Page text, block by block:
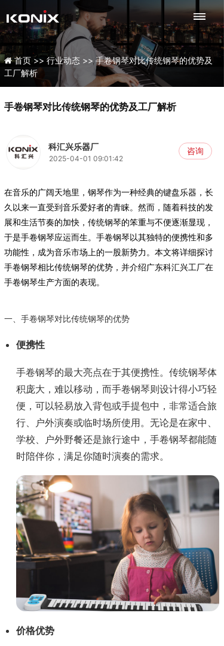
首页 >> 行业动态 >>手卷钢琴对比传统钢琴的优势及
工厂解析
手卷钢琴对比传统钢琴的优势及工厂解析
2025-04-01 09:01:42
科汇兴乐器厂
在音乐的广阔天地里，钢琴作为一种经典的键盘乐器，长
久以来一直受到音乐爱好者的青睐。然而，随着科技的发
展和生活节奏的加快，传统钢琴的笨重与不便逐渐显现，
于是手卷钢琴应运而生。手卷钢琴以其独特的便携性和多
功能性，成为音乐市场上的一股新势力。本文将详细探讨
手卷钢琴相比传统钢琴的优势，并介绍广东科汇兴工厂在
手卷钢琴生产方面的表现。
一、手卷钢琴对比传统钢琴的优势
便携性
手卷钢琴的最大亮点在于其便携性。传统钢琴体
积庞大，难以移动，而手卷钢琴则设计得小巧轻
便，可以轻易放入背包或手提包中，非常适合旅
行、户外演奏或临时场所使用。无论是在家中、
学校、户外野餐还是旅行途中，手卷钢琴都能随
时陪伴你，满足你随时演奏的需求。
价格优势
咨询